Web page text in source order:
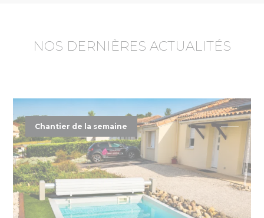
NOS DERNIÈRES ACTUALITÉS
Chantier de la semaine